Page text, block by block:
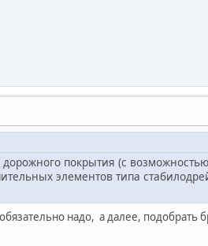
покрытия (с
элементов типа
надо, а далее, подобрать